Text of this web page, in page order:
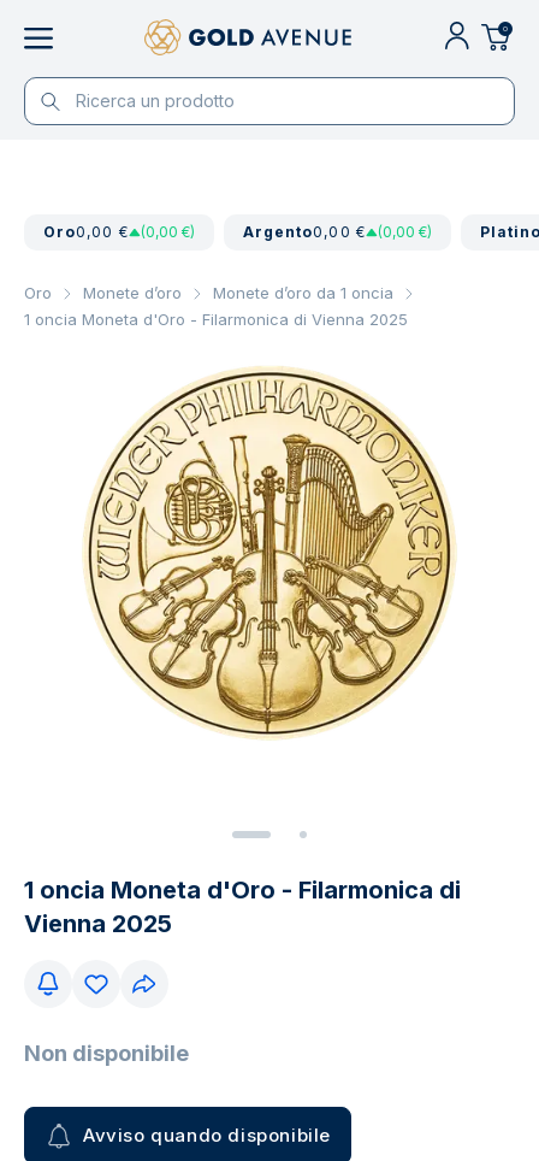
0
Oro0,00 € (0,00 €) Argento0,00 € (0,00 €)
Oro Monete d’oro
Monete d’oro da 1 oncia
1 oncia Moneta d'Oro - Filarmonica di Vienna 2025
1 oncia Moneta d'Oro - Filarmonica di
Vienna 2025
Non disponibile
Avviso quando disponibile